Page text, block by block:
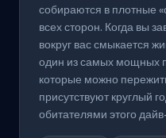
собираются в плотные
всех сторон. Когда вы
вокруг вас смыкается
один из самых мощных
которые можно
присутствуют круглый
обитателями этого